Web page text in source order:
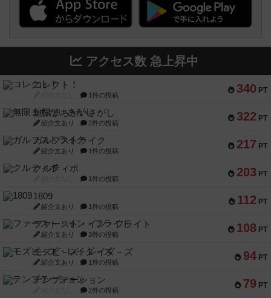
アクセス数 急上昇中
340 PT
コレクト！
1件の投稿
322 PT
無限まちがいさがし
紹介文あり 2件の投稿
217 PT
ガルフストライク
紹介文あり 1件の投稿
203 PT
クルティボ
1件の投稿
112 PT
1809
紹介文あり 1件の投稿
108 PT
ファースト・イン・フライト
紹介文あり 3件の投稿
94 PT
モズビ－ズ・レイダ－ズ
紹介文あり 1件の投稿
79 PT
テンプテーション
2件の投稿